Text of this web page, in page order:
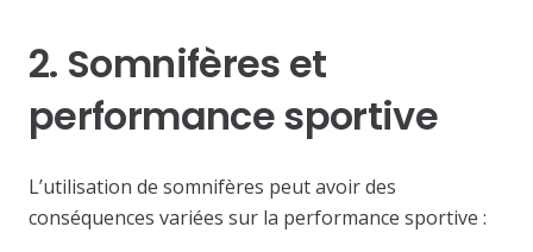
2. Somnifères et
performance sportive
L’utilisation de somnifères peut avoir des
conséquences variées sur la performance sportive :